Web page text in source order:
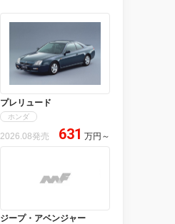
プレリュード
ホンダ
2026.08発売 631 万円 ～
ジープ・アベンジャー